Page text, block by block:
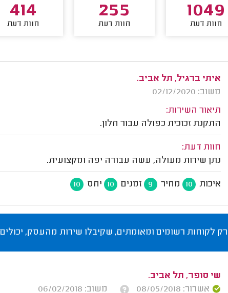
1049
חוות דעת
255
חוות דעת
414
חוות דעת
איתי ברגיל, תל אביב.
משוב: 02/12/2020
תיאור השירות:
התקנת זכוכית כפולה עבור חלון.
חוות דעת:
נתן שירות מעולה, עשה עבודה יפה ומקצועית.
איכות 10 מחיר 9 זמנים 10 יחס 10
רק לקוחות רשומים ומאומתים, שקיבלו שירות מהעסק,
שי סופר, תל אביב.
אשרור: 08/05/2018
משוב: 06/02/2018